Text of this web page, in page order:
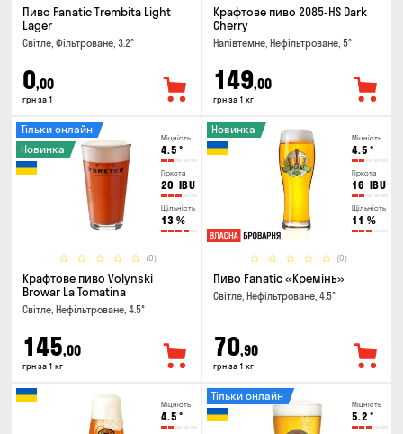
Пиво Fanatic Trembita Light
Lager
Світле, Фільтроване, 3.2°
0,00
грн за 1
Крафтове пиво 2085-HS Dark
Cherry
Напівтемне, Нефільтроване, 5°
149,00
грн за 1 кг
Міцність
4.5 °
Гіркота
20 IBU
Щільність
13 %
(0)
Тільки онлайн
Новинка
Крафтове пиво Volynski
Browar La Tomatina
Світле, Нефільтроване, 4.5°
145,00
грн за 1 кг
Міцність
4.5 °
Гіркота
16 IBU
Щільність
11 %
(0)
Новинка
Пиво Fanatic «Кремінь»
Світле, Нефільтроване, 4.5°
70,90
грн за 1 кг
Міцність
4.5 °
Міцність
5.2 °
Тільки онлайн